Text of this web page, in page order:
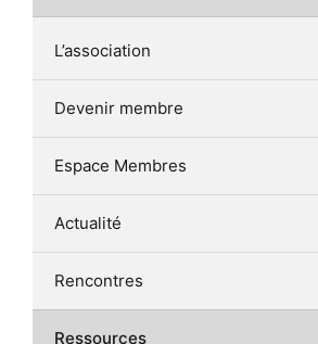
L’association
Devenir membre
Espace Membres
Actualité
Rencontres
Ressources